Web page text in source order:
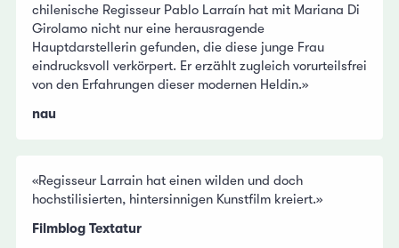
chilenische Regisseur Pablo Larraín hat mit Mariana Di
Girolamo nicht nur eine herausragende
Hauptdarstellerin gefunden, die diese junge Frau
eindrucksvoll verkörpert. Er erzählt zugleich vorurteilsfrei
von den Erfahrungen dieser modernen Heldin.»
nau
«Regisseur Larrain hat einen wilden und doch
hochstilisierten, hintersinnigen Kunstfilm kreiert.»
Filmblog Textatur